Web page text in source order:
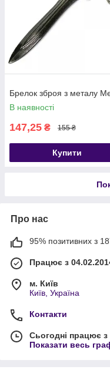
Брелок зброя з металу
В наявності
147,25 ₴ 155 ₴
Купити
Про нас
95% позитивних з
Працює з
м. Київ
Київ, Україна
Контакти
Сьогодні працює
Показати весь